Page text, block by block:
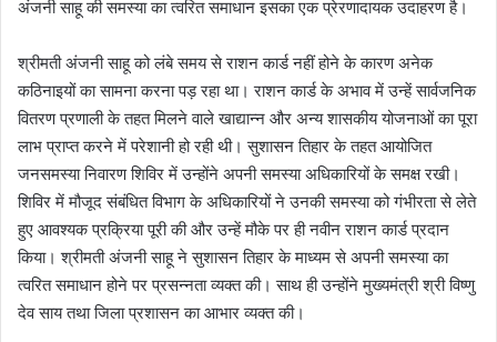
अंजनी साहू की समस्या का त्वरित समाधान इसका एक प्रेरणादायक उदाहरण है।
श्रीमती अंजनी साहू को लंबे समय से राशन कार्ड नहीं होने के कारण अनेक
कठिनाइयों का सामना करना पड़ रहा था। राशन कार्ड के अभाव में उन्हें सार्वजनिक
वितरण प्रणाली के तहत मिलने वाले खाद्यान्न और अन्य शासकीय योजनाओं का पूरा
लाभ प्राप्त करने में परेशानी हो रही थी। सुशासन तिहार के तहत आयोजित
जनसमस्या निवारण शिविर में उन्होंने अपनी समस्या अधिकारियों के समक्ष रखी।
शिविर में मौजूद संबंधित विभाग के अधिकारियों ने उनकी समस्या को गंभीरता से लेते
हुए आवश्यक प्रक्रिया पूरी की और उन्हें मौके पर ही नवीन राशन कार्ड प्रदान
किया। श्रीमती अंजनी साहू ने सुशासन तिहार के माध्यम से अपनी समस्या का
त्वरित समाधान होने पर प्रसन्नता व्यक्त की। साथ ही उन्होंने मुख्यमंत्री श्री विष्णु
देव साय तथा जिला प्रशासन का आभार व्यक्त की।